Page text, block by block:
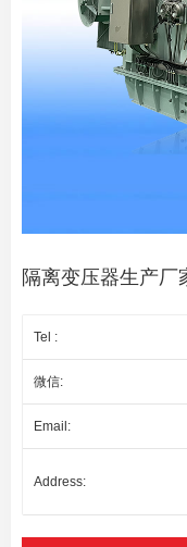
隔离变压器生产厂
Tel :
微信:
Email:
Address: